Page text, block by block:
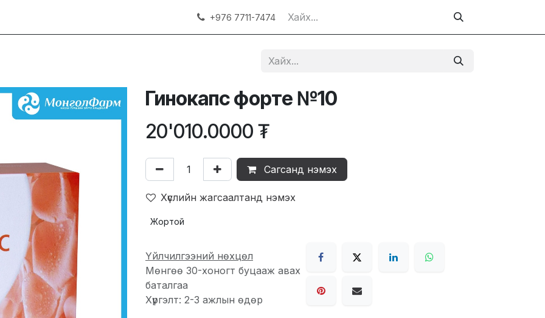
+976 7711-7474
Гинокапс форте №10
20'010.0000 ₮
Сагсанд нэмэх
Хүслийн жагсаалтанд нэмэх
Жортой
Үйлчилгээний нөхцөл
Мөнгөө 30-хоногт буцааж авах
баталгаа
Хүргэлт: 2-3 ажлын өдөр